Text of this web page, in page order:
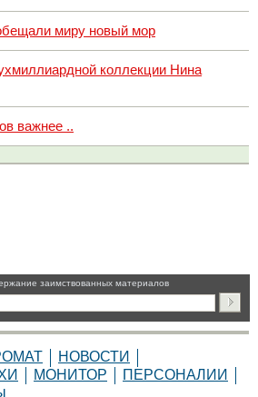
миру новый мор
коллекции Нина
важнее ..
заимствованных материалов
НОВОСТИ
МОНИТОР
ПЕРСОНАЛИИ